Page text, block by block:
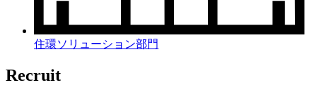
住環ソリューション部門
Recruit